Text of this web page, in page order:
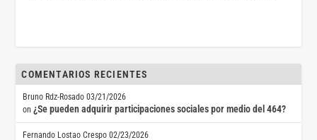
COMENTARIOS RECIENTES
Bruno Rdz-Rosado 03/21/2026
on¿Se pueden adquirir participaciones sociales por medio del 464?
Fernando Lostao Crespo 02/23/2026